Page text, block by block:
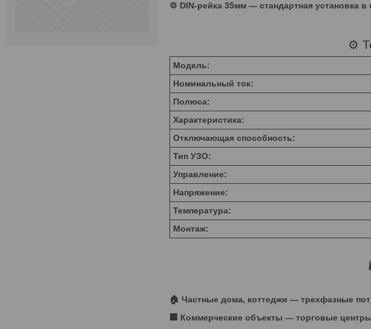
⚙️ DIN-рейка 35мм — стандартная установка в
⚙️
Модель:
Номинальный ток:
Полюса:
Характеристика:
Отключающая способность:
Тип УЗО:
Управление:
Напряжение:
Температура:
Монтаж:
🏠 Частные дома, коттеджи — трехфазные
🏢 Коммерческие объекты — торговые